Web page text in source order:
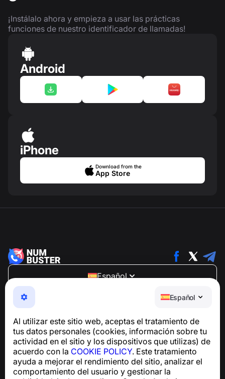
Español
Al utilizar este sitio web, aceptas el tratamiento de
tus datos personales (cookies, información sobre tu
actividad en el sitio y los dispositivos que utilizas) de
acuerdo con la COOKIE POLICY. Este tratamiento
ayuda a mejorar el rendimiento del sitio, analizar el
comportamiento del usuario y gestionar la
¡Instálalo ahora y empieza a usar las prácticas
funciones de nuestro identificador de llamadas!
Android
iPhone
Download from the
App Store
Español
NumBuster © 2013—2026 ·
support@numbuster.com
Una aplicación fácil de usar que te protege de estafas
Para consultas sobre el cumplimiento del RGPD:
support@numbuster.com
Centro de ayuda
Noticias y artículos